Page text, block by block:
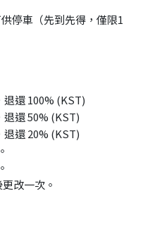
停車（先到先得，僅限1
退還 100% (KST)
退還 50% (KST)
退還 20% (KST)
改一次。